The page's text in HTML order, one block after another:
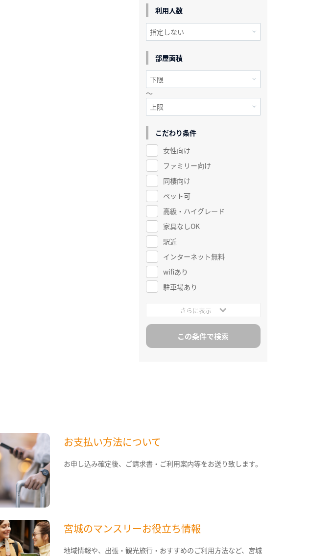
利用人数
部屋面積
～
こだわり条件
女性向け
ファミリー向け
同棲向け
ペット可
高級・ハイグレード
家具なしOK
駅近
インターネット無料
wifiあり
駐車場あり
さらに表示
お支払い方法について
お申し込み確定後、ご請求書・ご利用案内等をお送り致します。
宮城のマンスリーお役立ち情報
地域情報や、出張・観光旅行・おすすめのご利用方法など、宮城